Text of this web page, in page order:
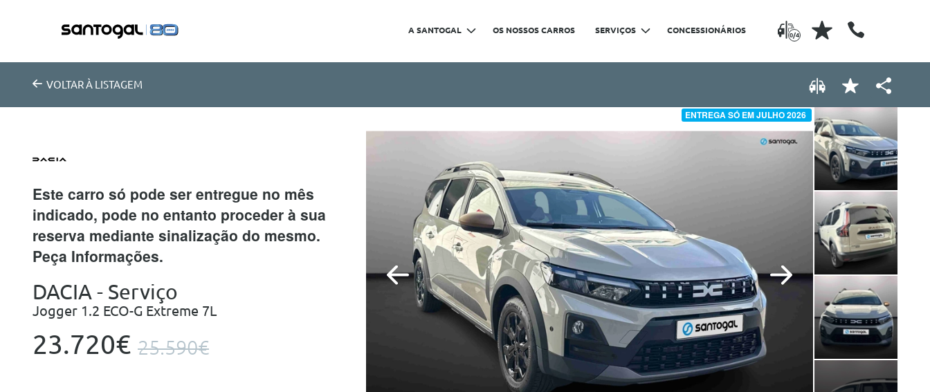
0/4
A SANTOGAL OS NOSSOS CARROS SERVIÇOS CONCESSIONÁRIOS
VOLTARÀ LISTAGEM
ENTREGA SÓ EM JULHO 2026
Este carro só pode ser entregue no mês
indicado, pode no entanto proceder à sua
reserva mediante sinalização do mesmo.
Peça Informações.
DACIA - Serviço
Jogger 1.2 ECO-G Extreme 7L
23.720€ 25.590€